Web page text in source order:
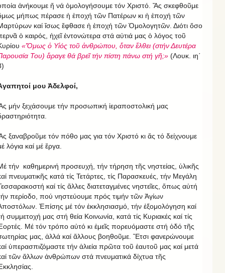
ἀνήκουμε ἤ νά ὁμολογήσουμε τόν Χριστό. Ἄς σκεφθοῦμε
μήπως πέρασε ἡ ἐποχή τῶν Πατέρων κι ἡ ἐποχή τῶν
καί ἴσως ἔφθασε ἡ ἐποχή τῶν Ὁμολογητῶν. Διότι ὅσο
ὁ καιρός, ἠχεῖ ἐντονώτερα στά αὐτιά μας ὁ λόγος τοῦ
«Ὅμως ὁ Υἱός τοῦ ἀνθρώπου, ὅταν ἔλθει (στήν Δευτέρα
Του) ἄραγε θά βρεῖ τήν πίστη πάνω στή γῆ;» (Λουκ. ιη΄
μου Ἀδελφοί,
μήν ξεχάσουμε τήν προσωπική ἱεραποστολική μας
ξαναβροῦμε τόν πόθο μας για τόν Χριστό κι ἄς τό δείχνουμε
λόγια καί μέ ἔργα.
τήν καθημερινή προσευχή, τήν τήρηση τῆς νηστείας, ὑλικῆς
πνευματικῆς κατά τίς Τετάρτες, τίς Παρασκευές, τήν Μεγάλη
καί τίς ἄλλες διατεταγμένες νηστεῖες, ὅπως αὐτή
περίοδο, πού νηστεύουμε πρός τιμήν τῶν Ἁγίων
Ἐπίσης μέ τόν ἐκκλησιασμό, τήν ἐξομολόγηση καί
συμμετοχή μας στή θεία Κοινωνία, κατά τίς Κυριακές καί τίς
Μέ τόν τρόπο αὐτό κι ἐμεῖς πορευόμαστε στή ὁδό τῆς
μας, ἀλλά καί ἄλλους βοηθοῦμε. Ἔτσι φανερώνουμε
ὑπερασπιζόμαστε τήν ἁλιεία πρῶτα τοῦ ἑαυτοῦ μας καί μετά
τῶν ἄλλων ἀνθρώπων στά πνευματικά δίχτυα τῆς